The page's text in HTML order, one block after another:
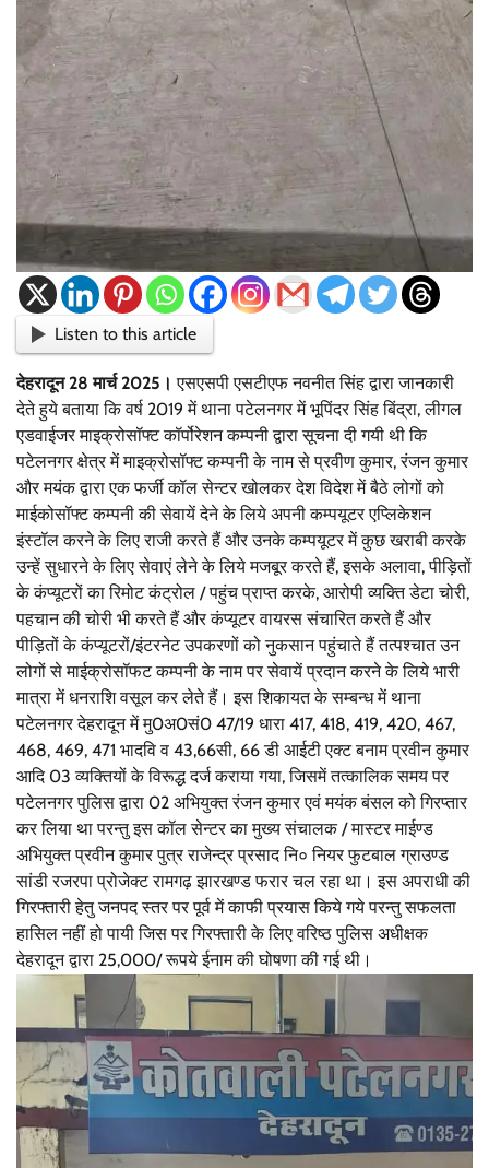
Listen to this article
देहरादून 28 मार्च 2025। एसएसपी एसटीएफ नवनीत सिंह द्वारा जानकारी
देते हुये बताया कि वर्ष 2019 में थाना पटेलनगर में भूपिंदर सिंह बिंद्रा, लीगल
एडवाईजर माइक्रोसॉफ्ट कॉर्पोरेशन कम्पनी द्वारा सूचना दी गयी थी कि
पटेलनगर क्षेत्र में माइक्रोसॉफ्ट कम्पनी के नाम से प्रवीण कुमार, रंजन कुमार
और मयंक द्वारा एक फर्जी कॉल सेन्टर खोलकर देश विदेश में बैठे लोगों को
माईकोसॉफ्ट कम्पनी की सेवायें देने के लिये अपनी कम्पयूटर एप्लिकेशन
इंस्टॉल करने के लिए राजी करते हैं और उनके कम्पयूटर में कुछ खराबी करके
उन्हें सुधारने के लिए सेवाएं लेने के लिये मजबूर करते हैं, इसके अलावा, पीड़ितों
के कंप्यूटरों का रिमोट कंट्रोल / पहुंच प्राप्त करके, आरोपी व्यक्ति डेटा चोरी,
पहचान की चोरी भी करते हैं और कंप्यूटर वायरस संचारित करते हैं और
पीड़ितों के कंप्यूटरों/इंटरनेट उपकरणों को नुकसान पहुंचाते हैं तत्पश्चात उन
लोगों से माईक्रोसॉफट कम्पनी के नाम पर सेवायें प्रदान करने के लिये भारी
मात्रा में धनराशि वसूल कर लेते हैं। इस शिकायत के सम्बन्ध में थाना
पटेलनगर देहरादून में मु0अ0सं0 47/19 धारा 417, 418, 419, 420, 467,
468, 469, 471 भादवि व 43,66सी, 66 डी आईटी एक्ट बनाम प्रवीन कुमार
आदि 03 व्यक्तियों के विरूद्ध दर्ज कराया गया, जिसमें तत्कालिक समय पर
पटेलनगर पुलिस द्वारा 02 अभियुक्त रंजन कुमार एवं मयंक बंसल को गिरप्तार
कर लिया था परन्तु इस कॉल सेन्टर का मुख्य संचालक / मास्टर माईण्ड
अभियुक्त प्रवीन कुमार पुत्र राजेन्द्र प्रसाद नि० नियर फुटबाल ग्राउण्ड
सांडी रजरपा प्रोजेक्ट रामगढ़ झारखण्ड फरार चल रहा था। इस अपराधी की
गिरफ्तारी हेतु जनपद स्तर पर पूर्व में काफी प्रयास किये गये परन्तु सफलता
हासिल नहीं हो पायी जिस पर गिरफ्तारी के लिए वरिष्ठ पुलिस अधीक्षक
देहरादून द्वारा 25,000/ रूपये ईनाम की घोषणा की गई थी।